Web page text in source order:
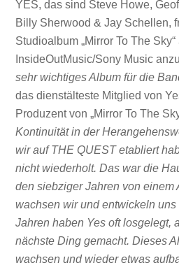
YES, das sind Steve Howe,
Billy Sherwood & Jay Schellen,
Studioalbum „Mirror To The
InsideOutMusic/Sony Music
sehr wichtiges Album für die
das dienstälteste Mitglied von
Produzent von „Mirror To The
Kontinuität in der
wir auf THE QUEST etabliert
nicht wiederholt. Das war die
den siebziger Jahren von einem
wachsen wir und entwickeln uns
Jahren haben Yes oft losgelegt,
nächste Ding gemacht. Dieses
wachsen und wieder etwas